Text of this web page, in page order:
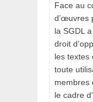
Face au
d’œuvres
la SGDL
droit
les textes
toute
membres
le cadre